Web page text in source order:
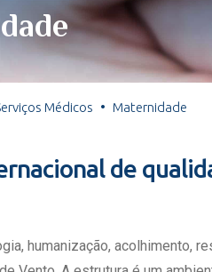
Conheça
Blog Saúde
Convênios
Doação de
Escritório
Médicos Maternidade
de
humanização, acolhimento,